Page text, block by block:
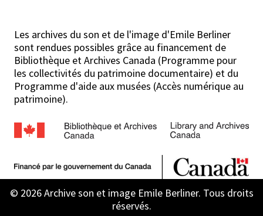
Les archives du son et de l'image d'Emile Berliner
sont rendues possibles grâce au financement de
Bibliothèque et Archives Canada (Programme pour
les collectivités du patrimoine documentaire) et du
Programme d'aide aux musées (Accès numérique au
patrimoine).
© 2026 Archive son et image Emile Berliner. Tous droits
réservés.